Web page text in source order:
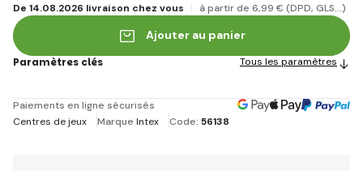
De 14.08.2026 livraison chez vous
à partir de 6,99 € (DPD, GLS...)
Ajouter au panier
Paramètres clés Tous les paramètres
Paiements en ligne sécurisés
Centres de jeux
Marque Intex Code: 56138